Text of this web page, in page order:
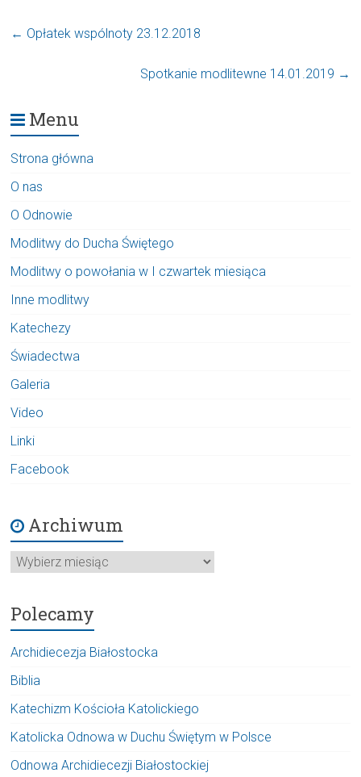
← Opłatek wspólnoty 23.12.2018
Spotkanie modlitewne 14.01.2019 →
Menu
Strona główna
O nas
O Odnowie
Modlitwy do Ducha Świętego
Modlitwy o powołania w I czwartek miesiąca
Inne modlitwy
Katechezy
Świadectwa
Galeria
Video
Linki
Facebook
Archiwum
Archiwum
Polecamy
Archidiecezja Białostocka
Biblia
Katechizm Kościoła Katolickiego
Katolicka Odnowa w Duchu Świętym w Polsce
Odnowa Archidiecezji Białostockiej